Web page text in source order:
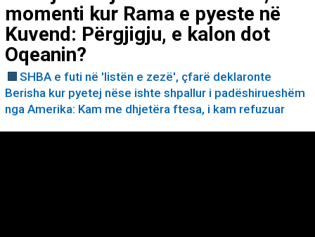
momenti kur Rama e pyeste në
Kuvend: Përgjigju, e kalon dot
Oqeanin?
SHBA e futi në 'listën e zezë', çfarë deklaronte
Berisha kur pyetej nëse ishte shpallur i padëshirueshëm
nga Amerika: Kam me dhjetëra ftesa, i kam refuzuar